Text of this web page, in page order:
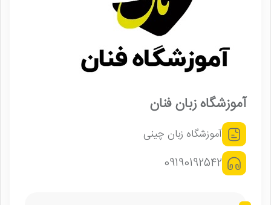
آموزشگاه زبان فنان
آموزشگاه زبان چینی
09190192542